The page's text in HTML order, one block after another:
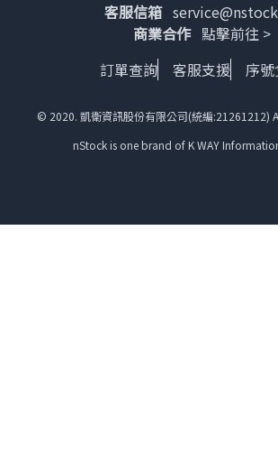
客服信箱
商業合作 點擊前往 >
訂單查詢
客服支援 序
© 2020. 凱衛資訊股份有限公司(統編:21261212)
nStock is one brand of K WAY